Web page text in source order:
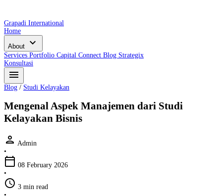
Grapadi International
Home
About expand_more
Services Portfolio Capital Connect Blog Strategix
Konsultasi
menu
Blog / Studi Kelayakan
Mengenal Aspek Manajemen dari Studi
Kelayakan Bisnis
person Admin
•
calendar_today 08 February 2026
•
schedule 3 min read